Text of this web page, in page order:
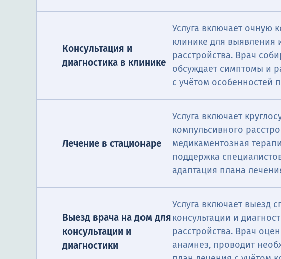
Консультация и
диагностика в клинике
Услуга включает очную
клинике для выявления
расстройства. Врач
обсуждает симптомы и
с учётом особенностей
Лечение в стационаре
Услуга включает
компульсивного
медикаментозная
поддержка
адаптация плана
Выезд врача на дом для
консультации и
диагностики
Услуга включает выезд
консультации и
расстройства. Врач
анамнез, проводит